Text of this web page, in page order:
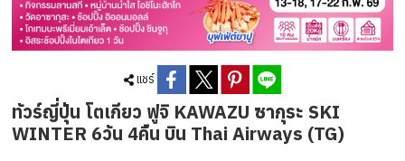
แชร์
ทัวร์ญี่ปุ่น โตเกียว ฟูจิ KAWAZU ซากุระ SKI
WINTER 6วัน 4คืน บิน Thai Airways (TG)